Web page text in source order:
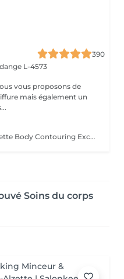
390
L-4573
vous proposons de
mais également un
Devenez le Maître de Votre Silhouette Body Contouring Exclusif Vous aspirez à redéfinir votre silhouette, dire adieu à la peau d'orange, et être prête pour votre summer body ? Ressentez-vous le besoin d'être accompagnée par des professionnelles pour retrouver le corps qui vous fait vous sentir au mieux ? Arboria Beauty est là pour concrétiser vos objectifs! Le Body Contouring by CONTOUR PARIS® offre une solution complète, personnalisée et unique grâce à la combinaison de trois technologies de pointe : La Cryolipolyse Augmentée, pour affiner votre silhouette sur mesure. Le Laser Diode Focalisé, pour atténuer la cellulite. Le Palber-Rouler Mécanique, pour raffermir la beau. Laissez-nous vous guider vers une transformation qui révélera votre meilleure version ! Arboria Beauty détient l'exclusivité au Luxembourg pour vous offrir en avant-première le Body Contouring by CONTOUR PARIS®, une expérience minceur unique en son genre dans le domaine de médecine esthétique.
Soins du corps